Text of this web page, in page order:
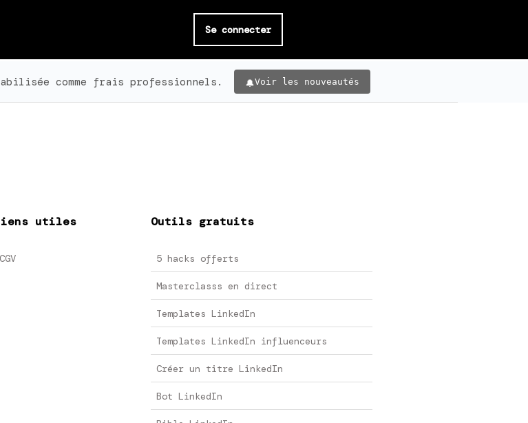
Se connecter
comme frais professionnels. Voir les nouveautés
utiles
CGV
Outils gratuits
5 hacks offerts
Masterclasss en direct
Templates LinkedIn
Templates LinkedIn influenceurs
Créer un titre LinkedIn
Bot LinkedIn